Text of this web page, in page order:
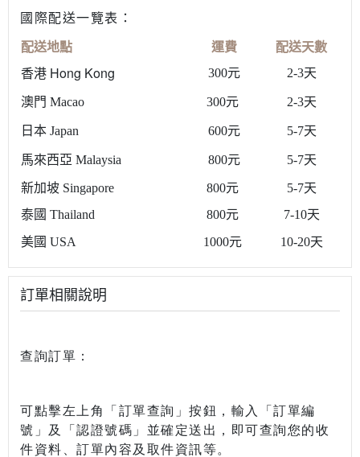
國際配送一覽表：
配送地點 運費 配送天數
香港 Hong Kong 300元 2-3天
澳門 Macao 300元 2-3天
日本 Japan 600元 5-7天
馬來西亞 Malaysia 800元 5-7天
新加坡 Singapore 800元
5-7天
泰國 Thailand
800元
7-10天
美國 USA
1000元 10-20天
訂單相關說明
查詢訂單：
可點擊左上角「訂單查詢」按鈕，輸入「訂單編
號」及「認證號碼」並確定送出，
即可查詢您的收
件資料、訂單內容及取件資訊等。